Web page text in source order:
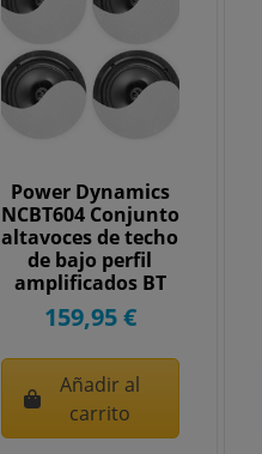
Power Dynamics
NCBT604 Conjunto
altavoces de techo
de bajo perfil
amplificados BT
6.5"...
159,95 €
Añadir al
carrito